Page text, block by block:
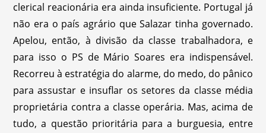
clerical reacionária era ainda insuficiente. Portugal já
não era o país agrário que Salazar tinha governado.
Apelou, então, à divisão da classe trabalhadora, e
para isso o PS de Mário Soares era indispensável.
Recorreu à estratégia do alarme, do medo, do pânico
para assustar e insuflar os setores da classe média
proprietária contra a classe operária. Mas, acima de
tudo, a questão prioritária para a burguesia, entre